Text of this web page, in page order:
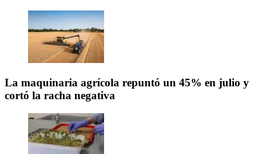
La maquinaria agrícola repuntó un 45% en julio y
cortó la racha negativa